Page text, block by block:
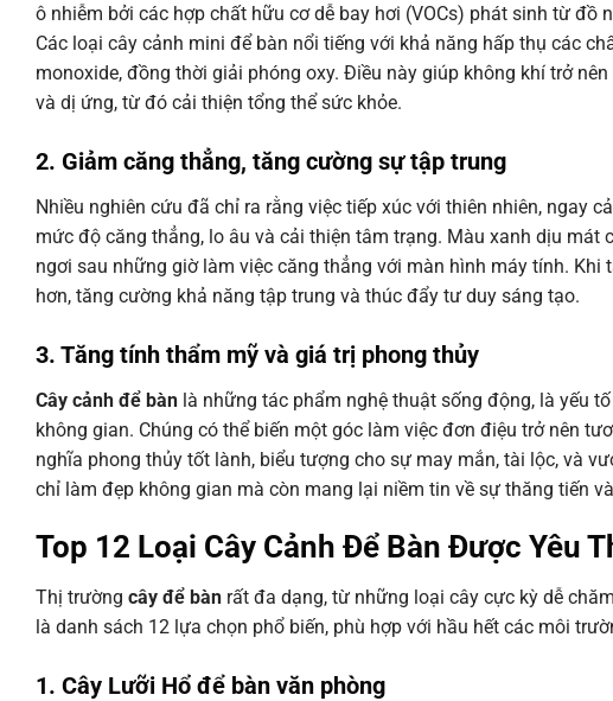
ô nhiễm bởi các hợp chất hữu cơ dễ bay hơi (VOCs) phát sinh từ
Các loại cây cảnh mini để bàn nổi tiếng với khả năng hấp thụ các
monoxide, đồng thời giải phóng oxy. Điều này giúp không khí trở
và dị ứng, từ đó cải thiện tổng thể sức khỏe.
2. Giảm căng thẳng, tăng cường sự tập trung
Nhiều nghiên cứu đã chỉ ra rằng việc tiếp xúc với thiên nhiên, ngay
mức độ căng thẳng, lo âu và cải thiện tâm trạng. Màu xanh dịu
ngơi sau những giờ làm việc căng thẳng với màn hình máy tính.
hơn, tăng cường khả năng tập trung và thúc đẩy tư duy sáng tạo.
3. Tăng tính thẩm mỹ và giá trị phong thủy
Cây cảnh để bàn là những tác phẩm nghệ thuật sống động, là yếu
không gian. Chúng có thể biến một góc làm việc đơn điệu trở nên
nghĩa phong thủy tốt lành, biểu tượng cho sự may mắn, tài lộc, và
chỉ làm đẹp không gian mà còn mang lại niềm tin về sự thăng tiến
Top 12 Loại Cây Cảnh Để Bàn Được Yêu
Thị trường cây để bàn rất đa dạng, từ những loại cây cực kỳ dễ
là danh sách 12 lựa chọn phổ biến, phù hợp với hầu hết các môi
1. Cây Lưỡi Hổ để bàn văn phòng